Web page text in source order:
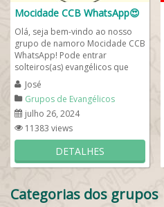
Mocidade CCB WhatsApp😍
Olá, seja bem-vindo ao nosso
grupo de namoro Mocidade CCB
WhatsApp! Pode entrar
solteiros(as) evangélicos que
congrega na igreja Congregação
Cristã no...
José
Grupos de Evangélicos
julho 26, 2024
11383 views
DETALHES
Categorias dos grupos